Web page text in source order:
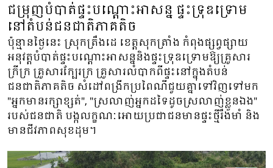
ជម្រុញបំបាត់ផ្ទះបណ្ដោះអាសន្ន ផ្ទះទ្រុឌទ្រោម
នៅតំបន់ជនជាតិភាគតិច
ប៉ុន្មានថ្ងៃនេះ ស្រុកត្រឹងដេ ខេត្តសុកត្រាំង កំពុងផ្សព្វផ្សាយ
អនុវត្តបំបាត់ផ្ទះបណ្ដោះអាសន្ននិងផ្ទះទ្រុឌទ្រោមឱ្យគ្រួសារ
ក្រីក្រ គ្រួសារក្បែរក្រ គ្រួសារលំបាកពីផ្ទះនៅក្នុងតំបន់
ជនជាតិភាគតិច សំដៅពង្រីកប្រពៃណីជួយគ្នាទៅវិញទៅមក
"អ្នកមានរក្សាខ្សត់", "ស្រលាញ់អ្នកដទៃដូចស្រលាញ់ខ្លួនឯង"
របស់ជនជាតិ បង្កលក្ខណៈអោយប្រជាជនមានផ្ទះថ្មីរឹងមាំ និង
មានជីវភាពសុខដុម។